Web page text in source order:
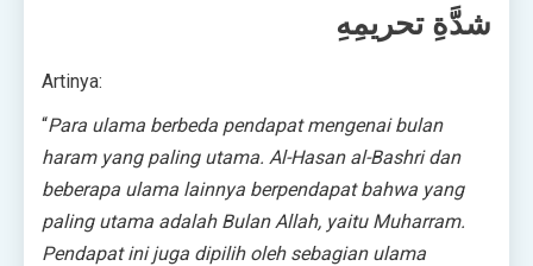
شدَّةِ تحريمِهِ
Artinya:
“Para ulama berbeda pendapat mengenai bulan
haram yang paling utama. Al-Hasan al-Bashri dan
beberapa ulama lainnya berpendapat bahwa yang
paling utama adalah Bulan Allah, yaitu Muharram.
Pendapat ini juga dipilih oleh sebagian ulama